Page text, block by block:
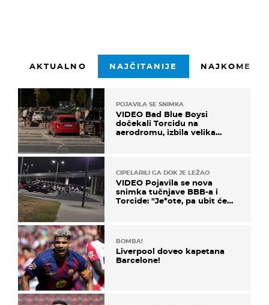
AKTUALNO NAJČITANIJE
POJAVILA SE SNIMKA
VIDEO Bad Blue Boysi
dočekali Torcidu na
aerodromu, izbila velika
CIPELARILI GA DOK JE LEŽAO
VIDEO Pojavila se nova
snimka tučnjave BBB-a i
Torcide: "Je*ote, pa ubit će
BOMBA!
Liverpool doveo kapetana
Barcelone!